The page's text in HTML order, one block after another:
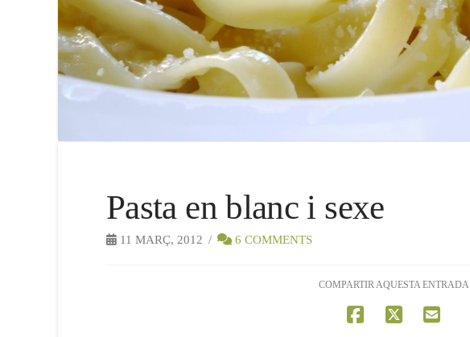
Pasta en blanc i sexe
11 MARÇ, 2012 6 COMMENTS
COMPARTIR AQUESTA ENTRADA